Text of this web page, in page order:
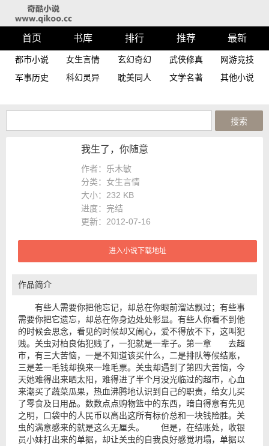
首页 书库 排行 推荐 最新
都市小说 女生言情 玄幻奇幻 武侠修真
网游竞技
军事历史
科幻灵异 耽美同人 文学名著 其他小说
我生了，你随意
作者：乐木敏
分类：女生言情
大小： 232 KB
进度： 完结
更新：2012-07-16
进入小说下载地址
作品简介
有些人需要你把他忘记，却总在你眼前溜达飘过；有些事
需要你把它遗忘，却总在你身边处处彰显。有些人你看不到他
的时候会思念，看见的时候却又闹心，爱不得放不下，这叫犯
贱。关虫对柏良佑犯贱了，一犯就是一辈子。第一章 去超
市，有三大苦恼，一是不知道该买什么，二是排队等候结账，
三是差一毛钱却换来一堆毛票。关虫却遇到了第四大苦恼，今
天她难得出来晒太阳，难得进了半个月没光临过的超市，心血
来潮买了蔬菜瓜果，热血沸腾地认识到自己的职责，给女儿买
了零食及日用品。数数点点购物篮中的东西，暗自得意有先见
之明，口袋中的人民币以高出这所有标价总和一块钱险胜。关
虫的满意感来的就是这么无厘头。 但是，在结账处，收银
员小妹打出来的单据，却让关虫的自我良好感觉坍塌，单据以